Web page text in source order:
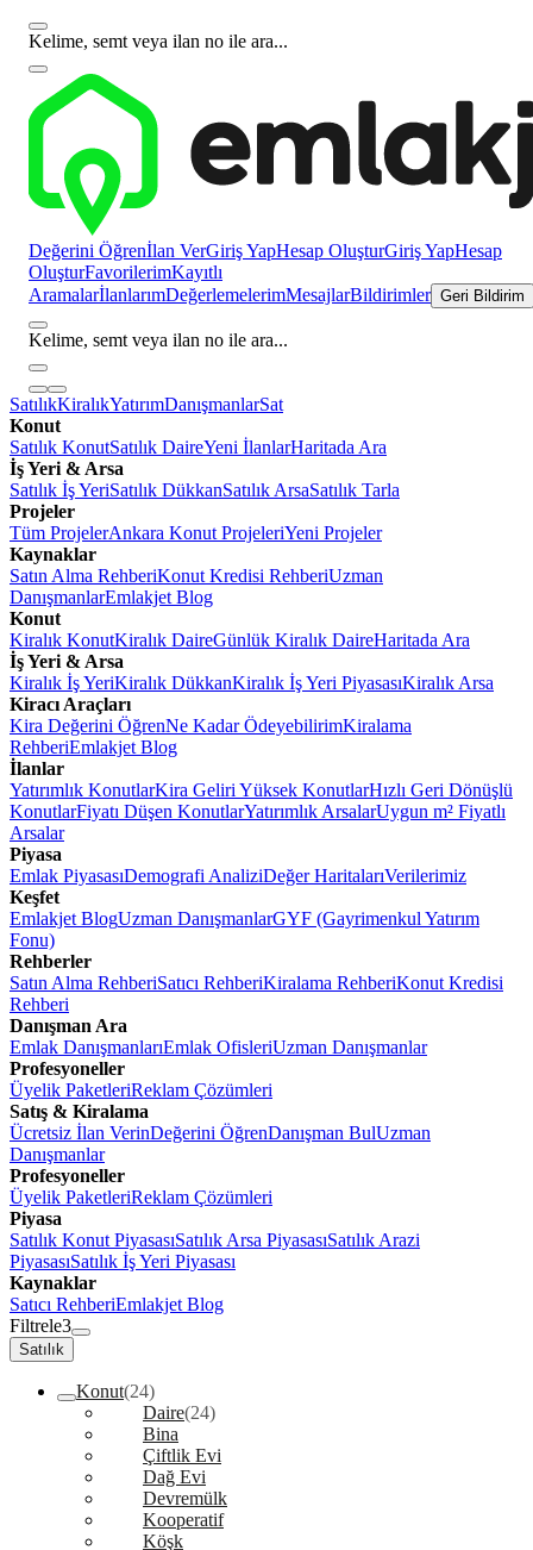
Kelime, semt veya ilan no ile ara...
Değerini Öğrenİlan VerGiriş YapHesap OluşturGiriş YapHesap
OluşturFavorilerimKayıtlı
AramalarİlanlarımDeğerlemelerimMesajlarBildirimler Geri Bildirim
Kelime, semt veya ilan no ile ara...
SatılıkKiralıkYatırımDanışmanlarSat
Konut
Satılık KonutSatılık DaireYeni İlanlarHaritada Ara
İş Yeri & Arsa
Satılık İş YeriSatılık DükkanSatılık ArsaSatılık Tarla
Projeler
Tüm ProjelerAnkara Konut ProjeleriYeni Projeler
Kaynaklar
Satın Alma RehberiKonut Kredisi RehberiUzman
DanışmanlarEmlakjet Blog
Konut
Kiralık KonutKiralık DaireGünlük Kiralık DaireHaritada Ara
İş Yeri & Arsa
Kiralık İş YeriKiralık DükkanKiralık İş Yeri PiyasasıKiralık Arsa
Kiracı Araçları
Kira Değerini ÖğrenNe Kadar ÖdeyebilirimKiralama
RehberiEmlakjet Blog
İlanlar
Yatırımlık KonutlarKira Geliri Yüksek KonutlarHızlı Geri Dönüşlü
KonutlarFiyatı Düşen KonutlarYatırımlık ArsalarUygun m² Fiyatlı
Arsalar
Piyasa
Emlak PiyasasıDemografi AnaliziDeğer HaritalarıVerilerimiz
Keşfet
Emlakjet BlogUzman DanışmanlarGYF (Gayrimenkul Yatırım
Fonu)
Rehberler
Satın Alma RehberiSatıcı RehberiKiralama RehberiKonut Kredisi
Rehberi
Danışman Ara
Emlak DanışmanlarıEmlak OfisleriUzman Danışmanlar
Profesyoneller
Üyelik PaketleriReklam Çözümleri
Satış & Kiralama
Ücretsiz İlan VerinDeğerini ÖğrenDanışman BulUzman
Danışmanlar
Profesyoneller
Üyelik PaketleriReklam Çözümleri
Piyasa
Satılık Konut PiyasasıSatılık Arsa PiyasasıSatılık Arazi
PiyasasıSatılık İş Yeri Piyasası
Kaynaklar
Satıcı RehberiEmlakjet Blog
Filtrele3
Satılık
Konut(24)
Daire(24)
Bina
Çiftlik Evi
Dağ Evi
Devremülk
Kooperatif
Köşk